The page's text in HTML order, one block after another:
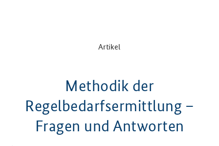
Artikel
Methodik der
Regelbedarfsermittlung –
Fragen und Antworten